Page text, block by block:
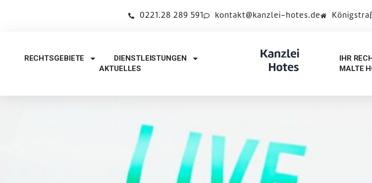
0221.28 289 591 kontakt@kanzlei-hotes.de
RECHTSGEBIETE
DIENSTLEISTUNGEN
AKTUELLES
IHR
MALTE